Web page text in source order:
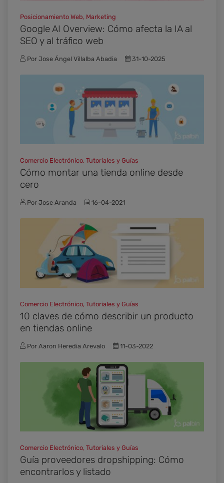
Posicionamiento Web, Marketing
Google AI Overview: Cómo afecta la IA al
SEO y al tráfico web
Por Jose Ángel Villalba Abadia 31-10-2025
Comercio Electrónico, Tutoriales y Guías
Cómo montar una tienda online desde
cero
Por Jose Aranda 16-04-2021
Comercio Electrónico, Tutoriales y Guías
10 claves de cómo describir un producto
en tiendas online
Por Aaron Heredia Arevalo 11-03-2022
Comercio Electrónico, Tutoriales y Guías
Guía proveedores dropshipping: Cómo
encontrarlos y listado